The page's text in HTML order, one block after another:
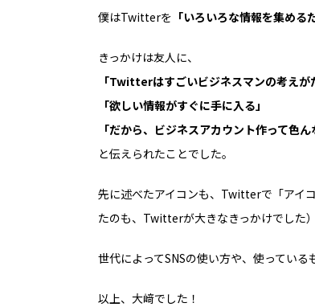
僕はTwitterを 「いろいろな情報を集める
きっかけは友人に、
「Twitterはすごいビジネスマンの考えが
「欲しい情報がすぐに手に入る」
「だから、ビジネスアカウント作って色
と伝えられたことでした。
先に述べたアイコンも、Twitterで「アイ
たのも、Twitterが大きなきっかけでした）
世代によってSNSの使い方や、使ってい
以上、大﨑でした！